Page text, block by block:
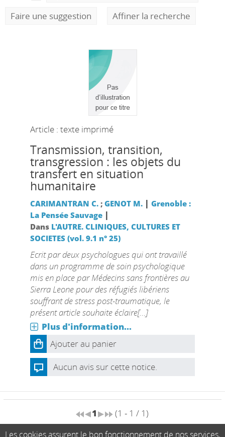
Faire une suggestion
Affiner la recherche
Article : texte imprimé
Transmission, transition,
transgression : les objets du
transfert en situation
humanitaire
CARIMANTRAN C.; GENOT M. | Grenoble :
La Pensée Sauvage|
Dans L'AUTRE. CLINIQUES, CULTURES ET
SOCIETES (vol. 9.1 n° 25)
Ecrit par deux psychologues qui ont travaillé
dans un programme de soin psychologique
mis en place par Médecins sans frontières au
Sierra Leone pour des réfugiés libériens
souffrant de stress post-traumatique, le
présent article souhaite éclaire[...]
Plus d'information...
Ajouter au panier
Aucun avis sur cette notice.
1 (1 - 1 / 1)
Les cookies assurent le bon fonctionnement de nos services,